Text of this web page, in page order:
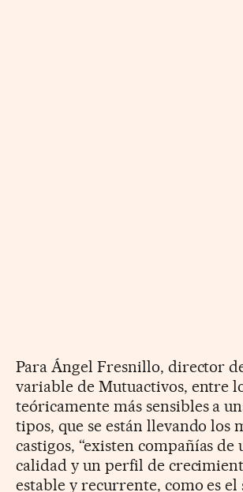
Para Ángel Fresnillo, director
variable de Mutuactivos, entre
teóricamente más sensibles a
tipos, que se están llevando los
castigos, “existen compañías de
calidad y un perfil de
estable y recurrente, como es el